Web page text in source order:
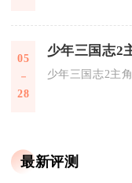
05
28
少年三国志2主
最新评测